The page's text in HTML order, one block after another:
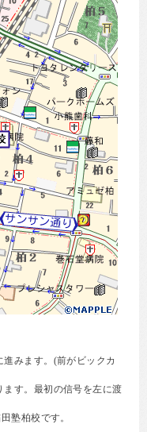
みます。(前がビックカ
す。最初の信号を左に渡
塾柏校です。